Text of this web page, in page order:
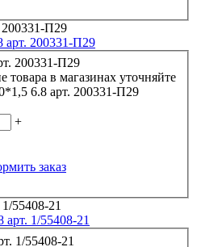
200331-П29
товара в магазинах уточняйте
Болт М10*110*1,5 6.8 арт. 200331-П29
+
заказ
1/55408-21